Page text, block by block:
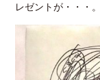
レゼントが・・・。